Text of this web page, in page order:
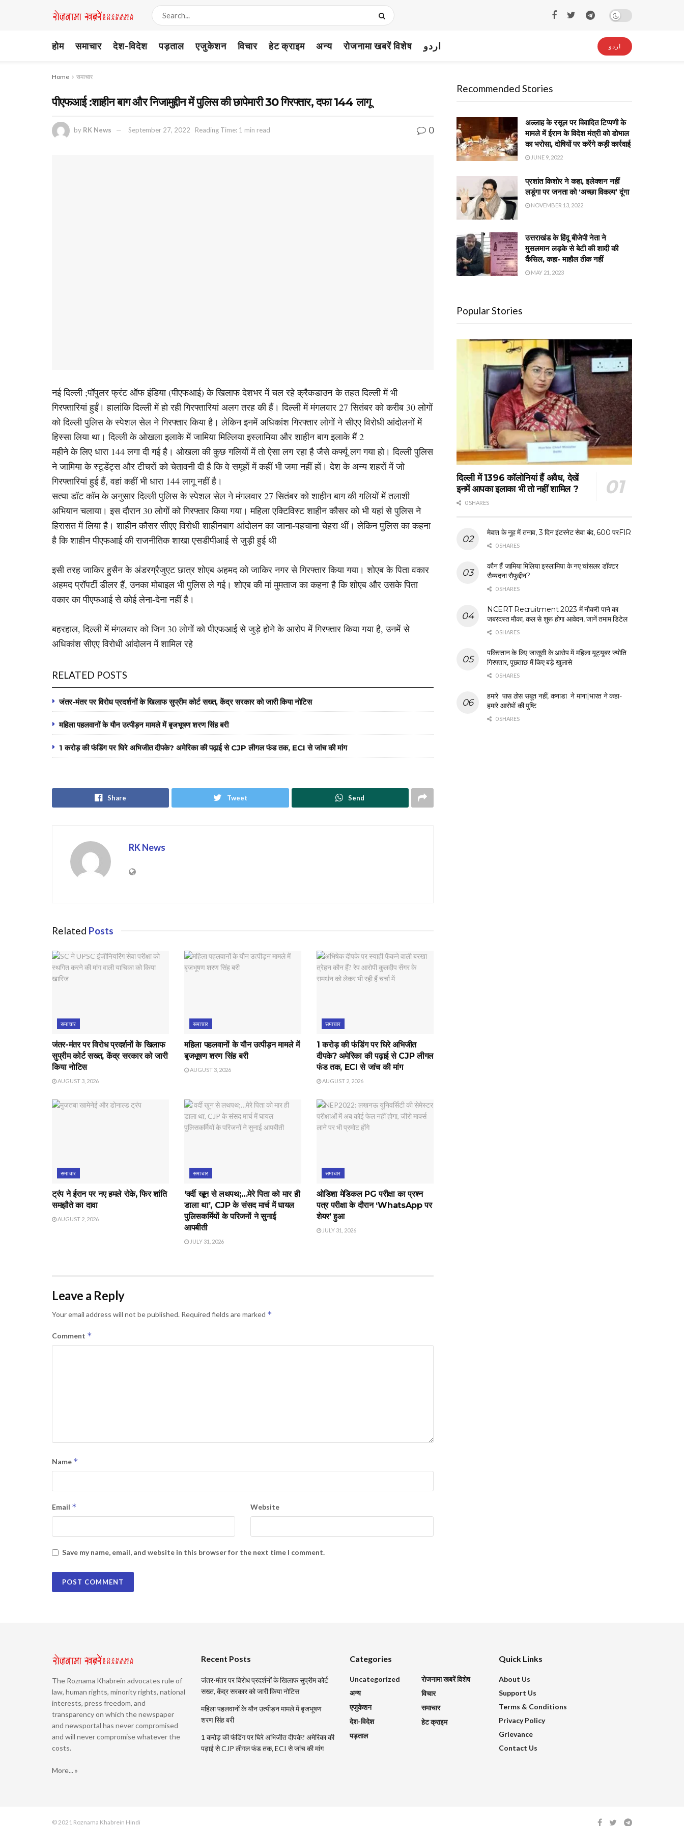
होम समाचार देश-विदेश पड़ताल एजुकेशन विचार हेट क्राइम अन्य रोजनामा खबरें विशेष اردو اردو
Home समाचार
पीएफआई :शाहीन बाग और निजामुद्दीन में पुलिस की छापेमारी 30 गिरफ्तार, दफा 144 लागू
by RK News September 27, 2022 Reading Time: 1 min read 0
नई दिल्ली ;पॉपुलर फ्रंट ऑफ इंडिया (पीएफआई) के खिलाफ देशभर में चल रहे क्रैकडाउन के तहत दिल्ली में भी
गिरफ्तारियां हुईं। हालांकि दिल्ली में हो रही गिरफ्तारियां अलग तरह की हैं। दिल्ली में मंगलवार 27 सितंबर को करीब 30 लोगों
को दिल्ली पुलिस के स्पेशल सेल ने गिरफ्तार किया है। लेकिन इनमें अधिकांश गिरफ्तार लोगों ने सीएए विरोधी आंदोलनों में
हिस्सा लिया था। दिल्ली के ओखला इलाके में जामिया मिल्लिया इस्लामिया और शाहीन बाग इलाके मैं 2
महीने के लिए धारा 144 लगा दी गई है। ओखला की कुछ गलियों में तो ऐसा लग रहा है जैसे कर्फ्यू लग गया हो। दिल्ली पुलिस
ने जामिया के स्टूडेंट्स और टीचरों को चेतावनी दी है कि वे समूहों में कहीं भी जमा नहीं हों। देश के अन्य शहरों में जो
गिरफ्तारियां हुई हैं, वहां कहीं भी धारा 144 लागू नहीं है।
सत्या डॉट कॉम के अनुसार दिल्ली पुलिस के स्पेशल सेल ने मंगलवार 27 सितंबर को शाहीन बाग की गलियों में तलाशी
अभियान चलाया। इस दौरान 30 लोगों को गिरफ्तार किया गया। महिला एक्टिविस्ट शाहीन कौसर को भी यहां से पुलिस ने
हिरासत में लिया है। शाहीन कौसर सीएए विरोधी शाहीनबाग आंदोलन का जाना-पहचाना चेहरा थीं। लेकिन पुलिस का कहना
है कि शाहीन पीएफआई की राजनीतिक शाखा एसडीपीआई से जुड़ी हुई थी
इसी तरह जाकिर हुसैन के अंडरग्रैजुएट छात्र शोएब अहमद को जाकिर नगर से गिरफ्तार किया गया। शोएब के पिता वकार
अहमद प्रॉपर्टी डीलर हैं, उनका मोबाइल भी पुलिस ले गई। शोएब की मां मुमताज का कहना है कि शोएब और उसके पिता
वकार का पीएफआई से कोई लेना-देना नहीं है।
बहरहाल, दिल्ली में मंगलवार को जिन 30 लोगों को पीएफआई से जुड़े होने के आरोप में गिरफ्तार किया गया है, उनमें से
अधिकांश सीएए विरोधी आंदोलन में शामिल रहे
RELATED POSTS
जंतर-मंतर पर विरोध प्रदर्शनों के खिलाफ सुप्रीम कोर्ट सख्त, केंद्र सरकार को जारी किया नोटिस
महिला पहलवानों के यौन उत्पीड़न मामले में बृजभूषण शरण सिंह बरी
1 करोड़ की फंडिंग पर घिरे अभिजीत दीपके? अमेरिका की पढ़ाई से CJP लीगल फंड तक, ECI से जांच की मांग
Share Tweet Send
RK News
Related Posts
समाचार
जंतर-मंतर पर विरोध प्रदर्शनों के खिलाफ
सुप्रीम कोर्ट सख्त, केंद्र सरकार को जारी
किया नोटिस
AUGUST 3, 2026
समाचार
महिला पहलवानों के यौन उत्पीड़न मामले में
बृजभूषण शरण सिंह बरी
AUGUST 3, 2026
समाचार
1 करोड़ की फंडिंग पर घिरे अभिजीत
दीपके? अमेरिका की पढ़ाई से CJP लीगल
फंड तक, ECI से जांच की मांग
AUGUST 2, 2026
समाचार
ट्रंप ने ईरान पर नए हमले रोके, फिर शांति
समझौते का दावा
AUGUST 2, 2026
समाचार
‘वर्दी खून से लथपथ;…मेरे पिता को मार ही
डाला था’, CJP के संसद मार्च में घायल
पुलिसकर्मियों के परिजनों ने सुनाई
आपबीती
JULY 31, 2026
समाचार
ओडिशा मेडिकल PG परीक्षा का प्रश्न
पत्र परीक्षा के दौरान ‘WhatsApp पर
शेयर’ हुआ
JULY 31, 2026
Leave a Reply
Your email address will not be published. Required fields are marked *
Comment *
Name *
Email * Website
Save my name, email, and website in this browser for the next time I comment.
Recommended Stories
अल्लाह के रसूल पर विवादित टिप्पणी के
मामले में ईरान के विदेश मंत्री को डोभाल
का भरोसा, दोषियों पर करेंगे कड़ी कार्रवाई
JUNE 9, 2022
प्रशांत किशोर ने कहा, इलेक्शन नहीं
लडूंगा पर जनता को ‘अच्छा विकल्प’ दूंगा
NOVEMBER 13, 2022
उत्तराखंड के हिंदू बीजेपी नेता ने
मुसलमान लड़के से बेटी की शादी की
कैंसिल, कहा- माहौल ठीक नहीं
MAY 21, 2023
Popular Stories
दिल्ली में 1396 कॉलोनियां हैं अवैध, देखें
इनमें आपका इलाका भी तो नहीं शामिल ?
0 SHARES
मेवात के नूह में तनाव, 3 दिन इंटरनेट सेवा बंद, 600 परFIR
0 SHARES
कौन हैं जामिया मिलिया इस्लामिया के नए चांसलर डॉक्टर
सैय्यदना सैफुद्दीन?
0 SHARES
NCERT Recruitment 2023 में नौकरी पाने का
जबरदस्त मौका, कल से शुरू होगा आवेदन, जानें तमाम डिटेल
0 SHARES
पकिस्तान के लिए जासूसी के आरोप में महिला यूट्यूबर ज्योति
गिरफ्तार, पूछताछ में किए बड़े खुलासे
0 SHARES
हमारे पास ठोस सबूत नहीं, कनाडा ने माना|भारत ने कहा-
हमारे आरोपों की पुष्टि
0 SHARES
The Roznama Khabrein advocates rule of
law, human rights, minority rights, national
interests, press freedom, and
transparency on which the newspaper
and newsportal has never compromised
and will never compromise whatever the
costs.
More... »
Recent Posts
जंतर-मंतर पर विरोध प्रदर्शनों के खिलाफ सुप्रीम कोर्ट
सख्त, केंद्र सरकार को जारी किया नोटिस
महिला पहलवानों के यौन उत्पीड़न मामले में बृजभूषण
शरण सिंह बरी
1 करोड़ की फंडिंग पर घिरे अभिजीत दीपके? अमेरिका की
पढ़ाई से CJP लीगल फंड तक, ECI से जांच की मांग
Categories
Uncategorized
अन्य
एजुकेशन
देश-विदेश
पड़ताल
रोजनामा खबरें विशेष
विचार
समाचार
हेट क्राइम
Quick Links
About Us
Support Us
Terms & Conditions
Privacy Policy
Grievance
Contact Us
© 2021 Roznama Khabrein Hindi